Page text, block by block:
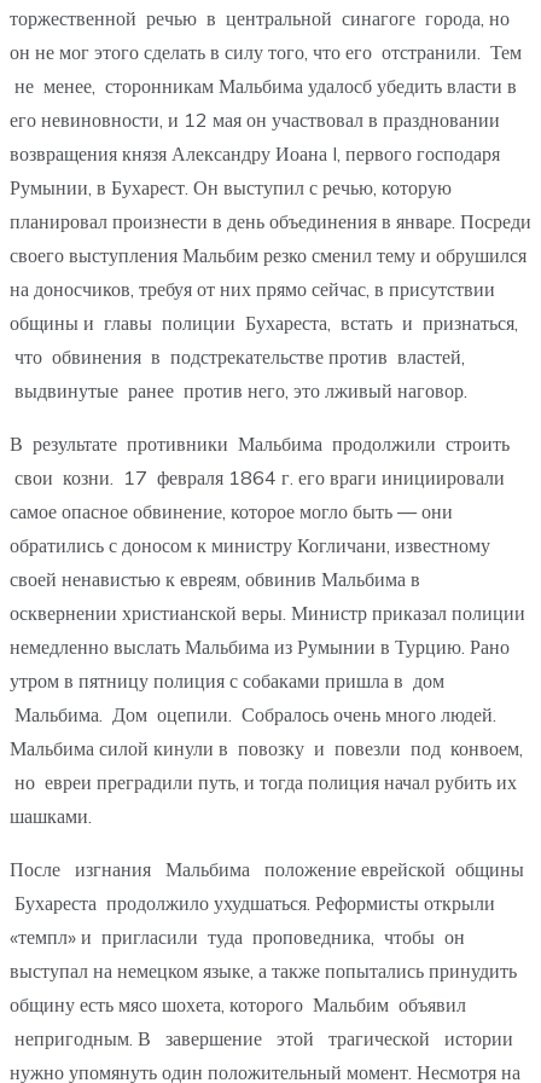
торжественной речью в центральной синагоге города, но
он не мог этого сделать в силу того, что его отстранили. Тем
не менее, сторонникам Мальбима удалосб убедить власти в
его невиновности, и 12 мая он участвовал в праздновании
возвращения князя Александру Иоана I, первого господаря
Румынии, в Бухарест. Он выступил с речью, которую
планировал произнести в день объединения в январе. Посреди
своего выступления Мальбим резко сменил тему и обрушился
на доносчиков, требуя от них прямо сейчас, в присутствии
общины и главы полиции Бухареста, встать и признаться,
что обвинения в подстрекательстве против властей,
выдвинутые ранее против него, это лживый наговор.
В результате противники Мальбима продолжили строить
свои козни. 17 февраля 1864 г. его враги инициировали
самое опасное обвинение, которое могло быть — они
обратились с доносом к министру Когличани, известному
своей ненавистью к евреям, обвинив Мальбима в
осквернении христианской веры. Министр приказал полиции
немедленно выслать Мальбима из Румынии в Турцию. Рано
утром в пятницу полиция с собаками пришла в дом
Мальбима. Дом оцепили. Собралось очень много людей.
Мальбима силой кинули в повозку и повезли под конвоем,
но евреи преградили путь, и тогда полиция начал рубить их
шашками.
После изгнания Мальбима положение еврейской общины
Бухареста продолжило ухудшаться. Реформисты открыли
«темпл» и пригласили туда проповедника, чтобы он
выступал на немецком языке, а также попытались принудить
общину есть мясо шохета, которого Мальбим объявил
непригодным. В завершение этой трагической истории
нужно упомянуть один положительный момент. Несмотря на